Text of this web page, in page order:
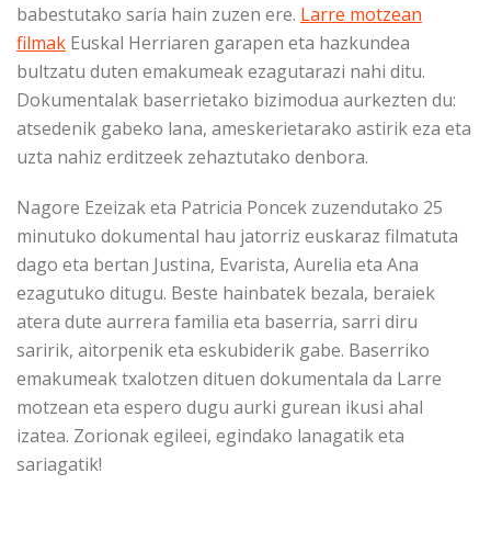
babestutako saria hain zuzen ere. Larre motzean
filmak Euskal Herriaren garapen eta hazkundea
bultzatu duten emakumeak ezagutarazi nahi ditu.
Dokumentalak baserrietako bizimodua aurkezten du:
atsedenik gabeko lana, ameskerietarako astirik eza eta
uzta nahiz erditzeek zehaztutako denbora.
Nagore Ezeizak eta Patricia Poncek zuzendutako 25
minutuko dokumental hau jatorriz euskaraz filmatuta
dago eta bertan Justina, Evarista, Aurelia eta Ana
ezagutuko ditugu. Beste hainbatek bezala, beraiek
atera dute aurrera familia eta baserria, sarri diru
saririk, aitorpenik eta eskubiderik gabe. Baserriko
emakumeak txalotzen dituen dokumentala da Larre
motzean eta espero dugu aurki gurean ikusi ahal
izatea. Zorionak egileei, egindako lanagatik eta
sariagatik!